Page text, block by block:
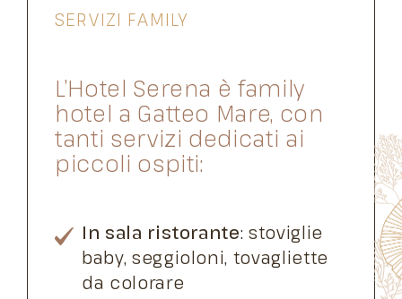
SERVIZI FAMILY
L’Hotel Serena è family
hotel a Gatteo Mare, con
tanti servizi dedicati ai
piccoli ospiti:
In sala ristorante: stoviglie
baby, seggioloni, tovagliette
da colorare